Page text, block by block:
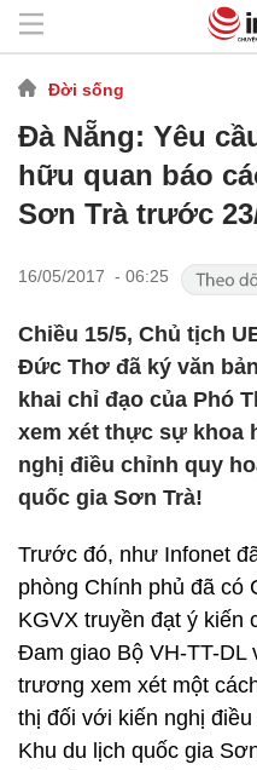
Đời sống
Đà Nẵng: Yêu
hữu quan báo
Sơn Trà trước
16/05/2017 - 06:25
Chiều 15/5, Chủ tịch
Đức Thơ đã ký văn
khai chỉ đạo của Phó
xem xét thực sự khoa
nghị điều chỉnh quy
quốc gia Sơn Trà!
Trước đó, như Infonet
phòng Chính phủ đã có
KGVX truyền đạt ý
Đam giao Bộ VH-TT-DL
trương xem xét một
thị đối với kiến nghị
Khu du lịch quốc gia